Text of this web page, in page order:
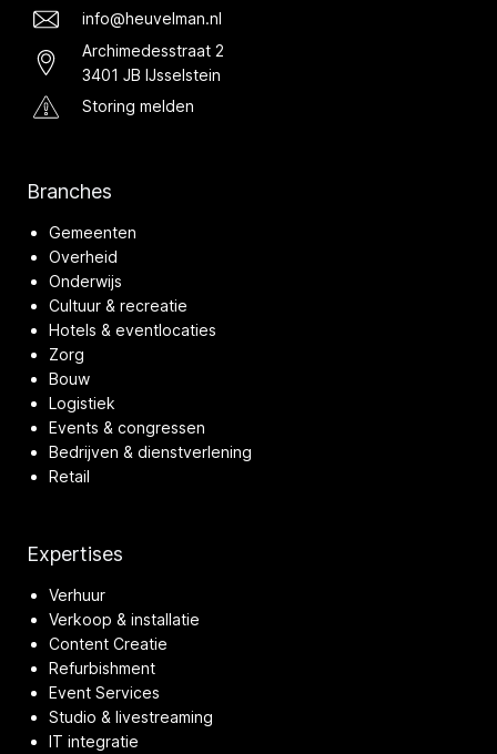
info@heuvelman.nl
Archimedesstraat 2
3401 JB IJsselstein
Storing melden
Branches
Gemeenten
Overheid
Onderwijs
Cultuur & recreatie
Hotels & eventlocaties
Zorg
Bouw
Logistiek
Events & congressen
Bedrijven & dienstverlening
Retail
Expertises
Verhuur
Verkoop & installatie
Content Creatie
Refurbishment
Event Services
Studio & livestreaming
IT integratie